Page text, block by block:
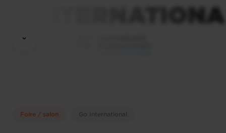
Foire / salon Go International